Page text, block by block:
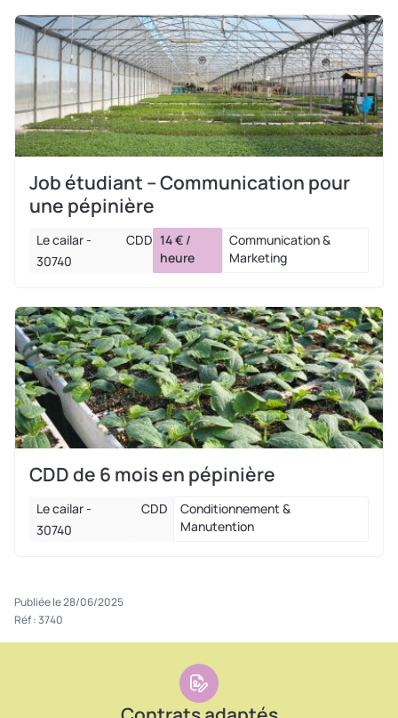
Job étudiant – Communication pour
une pépinière
Le cailar -
30740
CDD 14 € /
heure
Communication &
Marketing
CDD de 6 mois en pépinière
Le cailar -
30740
CDD
Conditionnement &
Manutention
Publiée le 28/06/2025
Réf : 3740